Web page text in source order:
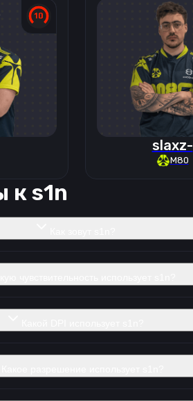
slaxz-
M80
кs1n